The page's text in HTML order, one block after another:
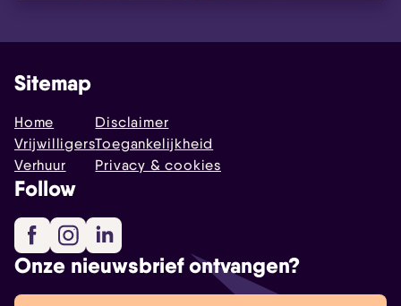
Sitemap
Home
Vrijwilligers
Verhuur
Disclaimer
Toegankelijkheid
Privacy & cookies
Follow
FacebookInstagram
Onze nieuwsbrief ontvangen?